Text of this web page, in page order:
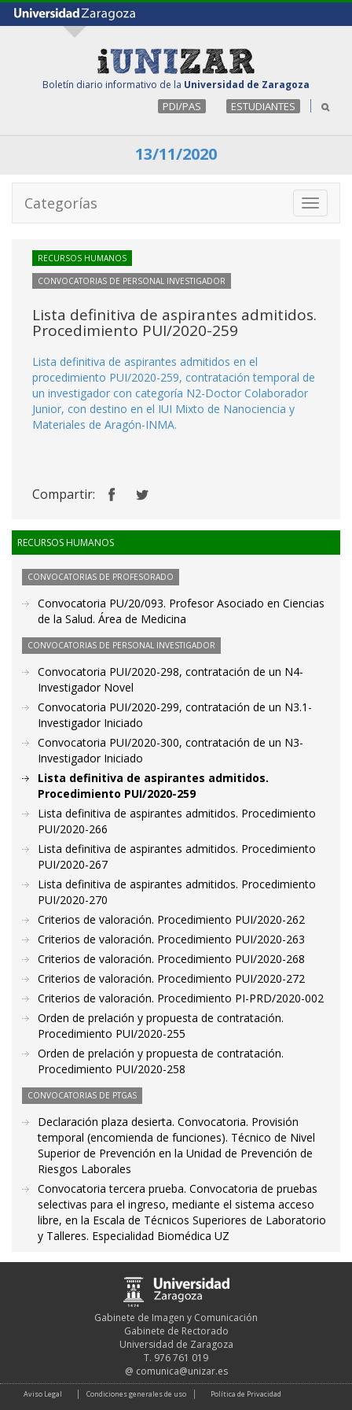
Boletín diario informativo de la Universidad de Zaragoza
PDI/PAS ESTUDIANTES
13/11/2020
Toggle
Categorías
RECURSOS HUMANOS
CONVOCATORIAS DE PERSONAL INVESTIGADOR
Lista definitiva de aspirantes admitidos.
Procedimiento PUI/2020-259
Lista definitiva de aspirantes admitidos en el
procedimiento PUI/2020-259, contratación temporal de
un investigador con categoría N2-Doctor Colaborador
Junior, con destino en el IUI Mixto de Nanociencia y
Materiales de Aragón-INMA.
Compartir:
RECURSOS HUMANOS
CONVOCATORIAS DE PROFESORADO
Convocatoria PU/20/093. Profesor Asociado en Ciencias
de la Salud. Área de Medicina
CONVOCATORIAS DE PERSONAL INVESTIGADOR
Convocatoria PUI/2020-298, contratación de un N4-
Investigador Novel
Convocatoria PUI/2020-299, contratación de un N3.1-
Investigador Iniciado
Convocatoria PUI/2020-300, contratación de un N3-
Investigador Iniciado
Lista definitiva de aspirantes admitidos.
Procedimiento PUI/2020-259
Lista definitiva de aspirantes admitidos. Procedimiento
PUI/2020-266
Lista definitiva de aspirantes admitidos. Procedimiento
PUI/2020-267
Lista definitiva de aspirantes admitidos. Procedimiento
PUI/2020-270
Criterios de valoración. Procedimiento PUI/2020-262
Criterios de valoración. Procedimiento PUI/2020-263
Criterios de valoración. Procedimiento PUI/2020-268
Criterios de valoración. Procedimiento PUI/2020-272
Criterios de valoración. Procedimiento PI-PRD/2020-002
Orden de prelación y propuesta de contratación.
Procedimiento PUI/2020-255
Orden de prelación y propuesta de contratación.
Procedimiento PUI/2020-258
CONVOCATORIAS DE PTGAS
Declaración plaza desierta. Convocatoria. Provisión
temporal (encomienda de funciones). Técnico de Nivel
Superior de Prevención en la Unidad de Prevención de
Riesgos Laborales
Convocatoria tercera prueba. Convocatoria de pruebas
selectivas para el ingreso, mediante el sistema acceso
libre, en la Escala de Técnicos Superiores de Laboratorio
y Talleres. Especialidad Biomédica UZ
Gabinete de Imagen y Comunicación
Gabinete de Rectorado
Universidad de Zaragoza
T. 976 761 019
@ comunica@unizar.es
Aviso Legal Condiciones generales de uso Política de Privacidad